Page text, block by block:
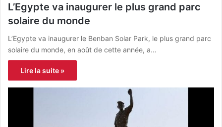
L’Egypte va inaugurer le plus grand parc
solaire du monde
L’Egypte va inaugurer le Benban Solar Park, le plus grand parc
solaire du monde, en août de cette année, a…
Lire la suite »